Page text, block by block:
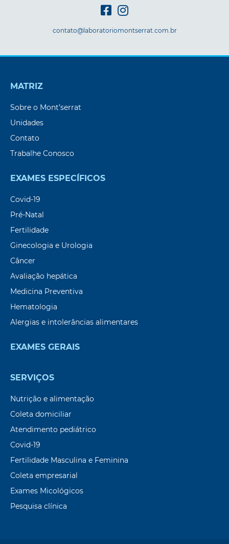
contato@laboratoriomontserrat.com.br
MATRIZ
Sobre o Mont’serrat
Unidades
Contato
Trabalhe Conosco
EXAMES ESPECÍFICOS
Covid-19
Pré-Natal
Fertilidade
Ginecologia e Urologia
Câncer
Avaliação hepática
Medicina Preventiva
Hematologia
Alergias e intolerâncias alimentares
EXAMES GERAIS
SERVIÇOS
Nutrição e alimentação
Coleta domiciliar
Atendimento pediátrico
Covid-19
Fertilidade Masculina e Feminina
Coleta empresarial
Exames Micológicos
Pesquisa clínica